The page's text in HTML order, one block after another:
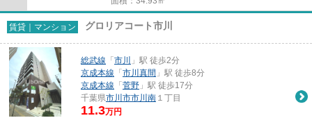
賃貸｜マンション グロリアコート市川
総武線 「 市川
」駅 徒歩2分
京成本線 「 市川真間 」駅 徒歩8分
京成本線 「 菅野 」駅 徒歩17分
千葉県市川市市川南 １丁目
11.3万円